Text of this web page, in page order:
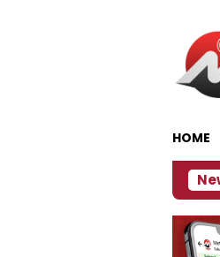
HOME
Dampak El